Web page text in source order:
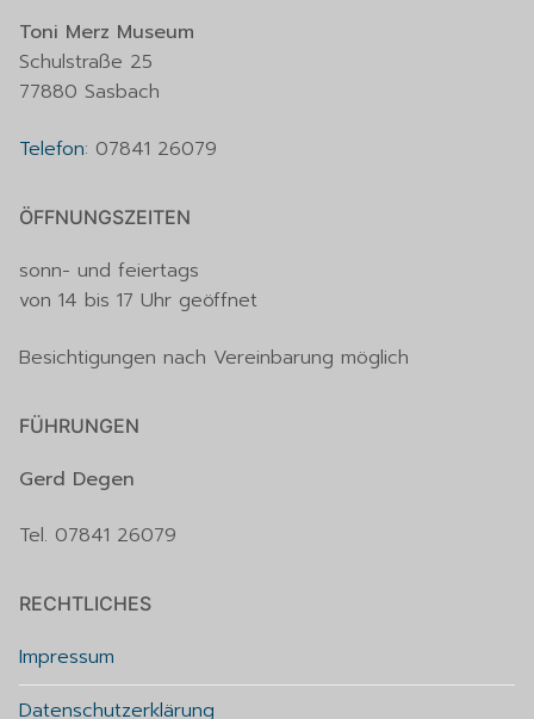
Toni Merz Museum
Schulstraße 25
77880 Sasbach
Telefon: 07841 26079
ÖFFNUNGSZEITEN
sonn- und feiertags
von 14 bis 17 Uhr geöffnet
Besichtigungen nach Vereinbarung möglich
FÜHRUNGEN
Gerd Degen
Tel. 07841 26079
RECHTLICHES
Impressum
Datenschutzerklärung